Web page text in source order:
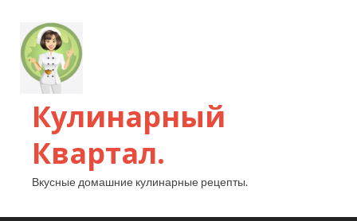
Кулинарный
Квартал.
Вкусные домашние кулинарные рецепты.